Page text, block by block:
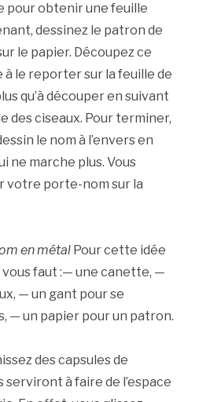
pour obtenir une feuille
dessinez le patron de
le papier. Découpez ce
le reporter sur la feuille de
qu’à découper en suivant
des ciseaux. Pour terminer,
le nom à l’envers en
ne marche plus. Vous
votre porte-nom sur la
en métal Pour cette idée
faut :— une canette, —
— un gant pour se
— un papier pour un patron.
des capsules de
serviront à faire de l’espace